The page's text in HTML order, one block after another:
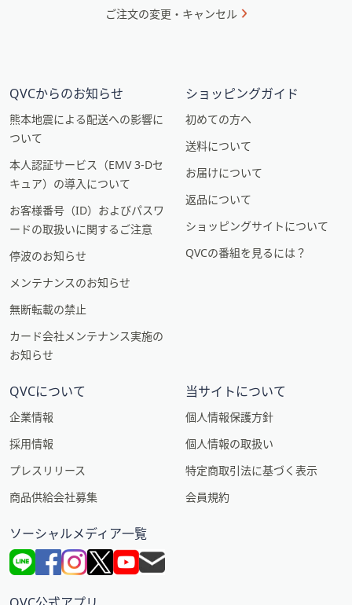
ご注文の変更・キャンセル
QVCからのお知らせ
熊本地震による配送への影響に
ついて
本人認証サービス（EMV 3-Dセ
キュア）の導入について
お客様番号（ID）およびパスワ
ードの取扱いに関するご注意
停波のお知らせ
メンテナンスのお知らせ
無断転載の禁止
カード会社メンテナンス実施の
お知らせ
ショッピングガイド
初めての方へ
送料について
お届けについて
返品について
ショッピングサイトについて
QVCの番組を見るには？
QVCについて
企業情報
採用情報
プレスリリース
商品供給会社募集
当サイトについて
個人情報保護方針
個人情報の取扱い
特定商取引法に基づく表示
会員規約
ソーシャルメディア一覧